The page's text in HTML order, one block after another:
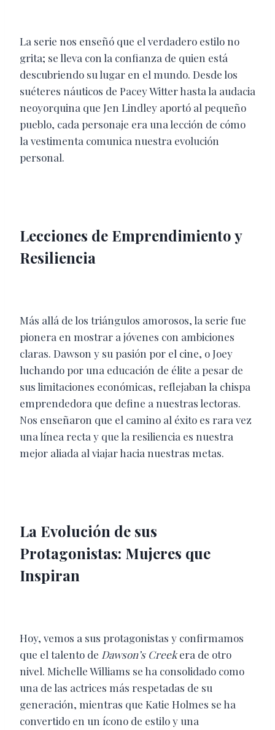
La serie nos enseñó que el verdadero estilo no
grita; se lleva con la confianza de quien está
descubriendo su lugar en el mundo. Desde los
suéteres náuticos de Pacey Witter hasta la audacia
neoyorquina que Jen Lindley aportó al pequeño
pueblo, cada personaje era una lección de cómo
la vestimenta comunica nuestra evolución
personal.
Lecciones de Emprendimiento y
Resiliencia
Más allá de los triángulos amorosos, la serie fue
pionera en mostrar a jóvenes con ambiciones
claras. Dawson y su pasión por el cine, o Joey
luchando por una educación de élite a pesar de
sus limitaciones económicas, reflejaban la chispa
emprendedora que define a nuestras lectoras.
Nos enseñaron que el camino al éxito es rara vez
una línea recta y que la resiliencia es nuestra
mejor aliada al viajar hacia nuestras metas.
La Evolución de sus
Protagonistas: Mujeres que
Inspiran
Hoy, vemos a sus protagonistas y confirmamos
que el talento de Dawson’s Creekera de otro
nivel. Michelle Williams se ha consolidado como
una de las actrices más respetadas de su
generación, mientras que Katie Holmes se ha
convertido en un ícono de estilo y una